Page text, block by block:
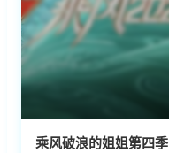
乘风破浪的姐姐第四季